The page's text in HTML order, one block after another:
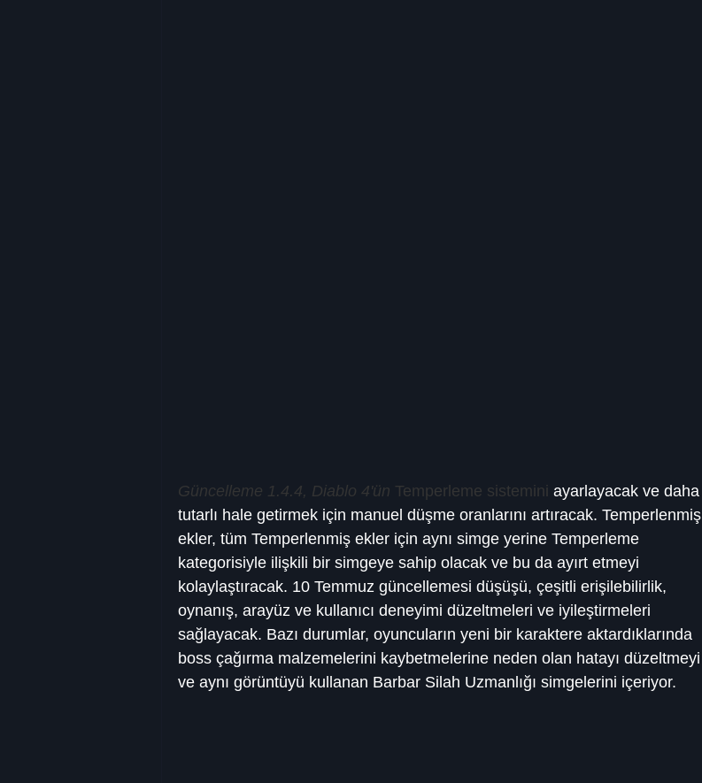
Güncelleme 1.4.4, Diablo 4'ün Temperleme sistemini ayarlayacak ve daha
tutarlı hale getirmek için manuel düşme oranlarını artıracak. Temperlenmiş
ekler, tüm Temperlenmiş ekler için aynı simge yerine Temperleme
kategorisiyle ilişkili bir simgeye sahip olacak ve bu da ayırt etmeyi
kolaylaştıracak. 10 Temmuz güncellemesi düşüşü, çeşitli erişilebilirlik,
oynanış, arayüz ve kullanıcı deneyimi düzeltmeleri ve iyileştirmeleri
sağlayacak. Bazı durumlar, oyuncuların yeni bir karaktere aktardıklarında
boss çağırma malzemelerini kaybetmelerine neden olan hatayı düzeltmeyi
ve aynı görüntüyü kullanan Barbar Silah Uzmanlığı simgelerini içeriyor.